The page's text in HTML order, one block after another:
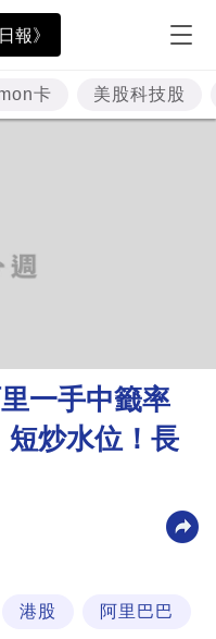
報》
卡 美股科技股
一手中籤率
短炒水位！長
港股 阿里巴巴